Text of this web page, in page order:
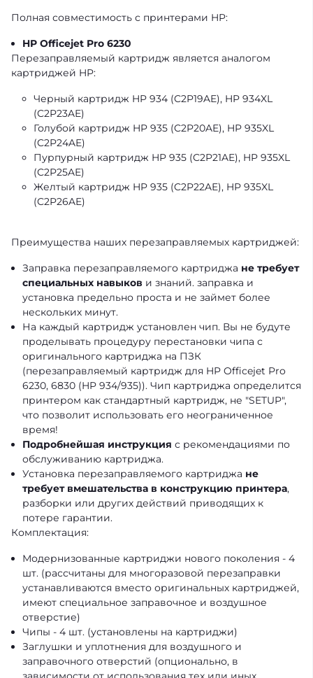
Полная совместимость с принтерами HP:
HP Officejet Pro 6230
Перезаправляемый картридж является аналогом
картриджей HP:
Черный картридж HP 934 (C2P19AE), HP 934XL
(C2P23AE)
Голубой картридж HP 935 (C2P20AE), HP 935XL
(C2P24AE)
Пурпурный картридж HP 935 (C2P21AE), HP 935XL
(C2P25AE)
Желтый картридж HP 935 (C2P22AE), HP 935XL
(C2P26AE)
Преимущества наших перезаправляемых картриджей:
Заправка перезаправляемого картриджа не требует
специальных навыков и знаний. заправка и
установка предельно проста и не займет более
нескольких минут.
На каждый картридж установлен чип. Вы не будуте
проделывать процедуру перестановки чипа с
оригинального картриджа на ПЗК
(перезаправляемый картридж для HP Officejet Pro
6230, 6830 (HP 934/935)). Чип картриджа определится
принтером как стандартный картридж, не "SETUP",
что позволит использовать его неограниченное
время!
Подробнейшая инструкция с рекомендациями по
обслуживанию картриджа.
Установка перезаправляемого картриджа не
требует вмешательства в конструкцию принтера,
разборки или других действий приводящих к
потере гарантии.
Комплектация:
Модернизованные картриджи нового поколения - 4
шт. (рассчитаны для многоразовой перезаправки
устанавливаются вместо оригинальных картриджей,
имеют специальное заправочное и воздушное
отверстие)
Чипы - 4 шт. (установлены на картриджи)
Заглушки и уплотнения для воздушного и
заправочного отверстий (опционально, в